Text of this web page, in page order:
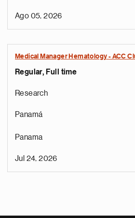
Ago 05, 2026
Medical Manager Hematology - ACC
Regular, Full time
Research
Panamá
Panama
Jul 24, 2026